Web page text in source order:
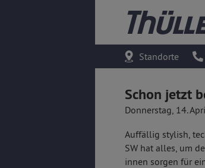
Standorte
Schon jetzt
Donnerstag, 14.
Auffällig stylish,
SW hat alles, um
innen sorgen für